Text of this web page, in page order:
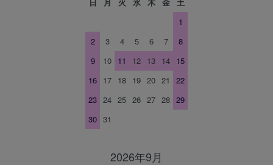
1
2
3 4 5 6 7
8
9
10 11 12 13 14 15
16 17 18 19 20 21
22
23 24 25 26 27 28 29
30 31
2026年9月